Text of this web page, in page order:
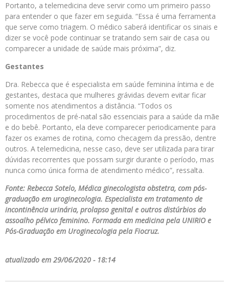
Portanto, a telemedicina deve servir como um primeiro passo
para entender o que fazer em seguida. “Essa é uma ferramenta
que serve como triagem. O médico saberá identificar os sinais e
dizer se você pode continuar se tratando sem sair de casa ou
comparecer a unidade de saúde mais próxima”, diz.
Gestantes
Dra. Rebecca que é especialista em saúde feminina íntima e de
gestantes, destaca que mulheres grávidas devem evitar ficar
somente nos atendimentos a distância. “Todos os
procedimentos de pré-natal são essenciais para a saúde da mãe
e do bebê. Portanto, ela deve comparecer periodicamente para
fazer os exames de rotina, como checagem da pressão, dentre
outros. A telemedicina, nesse caso, deve ser utilizada para tirar
dúvidas recorrentes que possam surgir durante o período, mas
nunca como única forma de atendimento médico”, ressalta.
Fonte: Rebecca Sotelo, Médica ginecologista obstetra, com pós-
graduação em uroginecologia. Especialista em tratamento de
incontinência urinária, prolapso genital e outros distúrbios do
assoalho pélvico feminino. Formada em medicina pela UNIRIO e
Pós-Graduação em Uroginecologia pela Fiocruz.
atualizado em 29/06/2020 - 18:14